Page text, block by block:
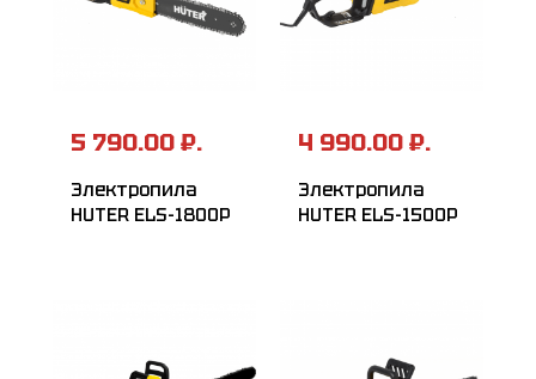
5 790.00 ₽.
Электропила
HUTER ELS-1800P
4 990.00 ₽.
Электропила
HUTER ELS-1500Р